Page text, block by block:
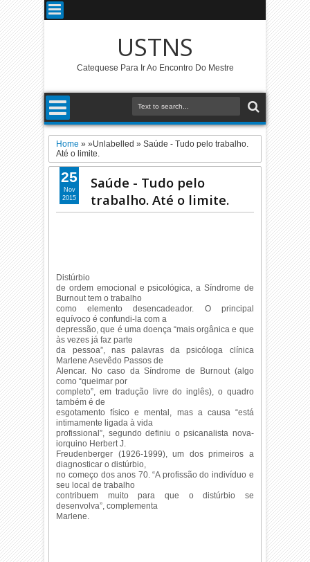
USTNS
Catequese Para Ir Ao Encontro Do Mestre
Home » »Unlabelled »Saúde - Tudo pelo trabalho.
Até o limite.
Saúde - Tudo pelo
trabalho. Até o limite.
Distúrbio
de ordem emocional e psicológica, a Síndrome de
Burnout tem o trabalho
como elemento desencadeador. O principal
equívoco é confundi-la com a
depressão, que é uma doença “mais orgânica e que
às vezes já faz parte
da pessoa”, nas palavras da psicóloga clínica
Marlene Asevêdo Passos de
Alencar. No caso da Síndrome de Burnout (algo
como “queimar por
completo”, em tradução livre do inglês), o quadro
também é de
esgotamento físico e mental, mas a causa “está
intimamente ligada à vida
profissional”, segundo definiu o psicanalista nova-
iorquino Herbert J.
Freudenberger (1926-1999), um dos primeiros a
diagnosticar o distúrbio,
no começo dos anos 70. “A profissão do indivíduo e
seu local de trabalho
contribuem muito para que o distúrbio se
desenvolva”, complementa
Marlene.
25
Nov
2015